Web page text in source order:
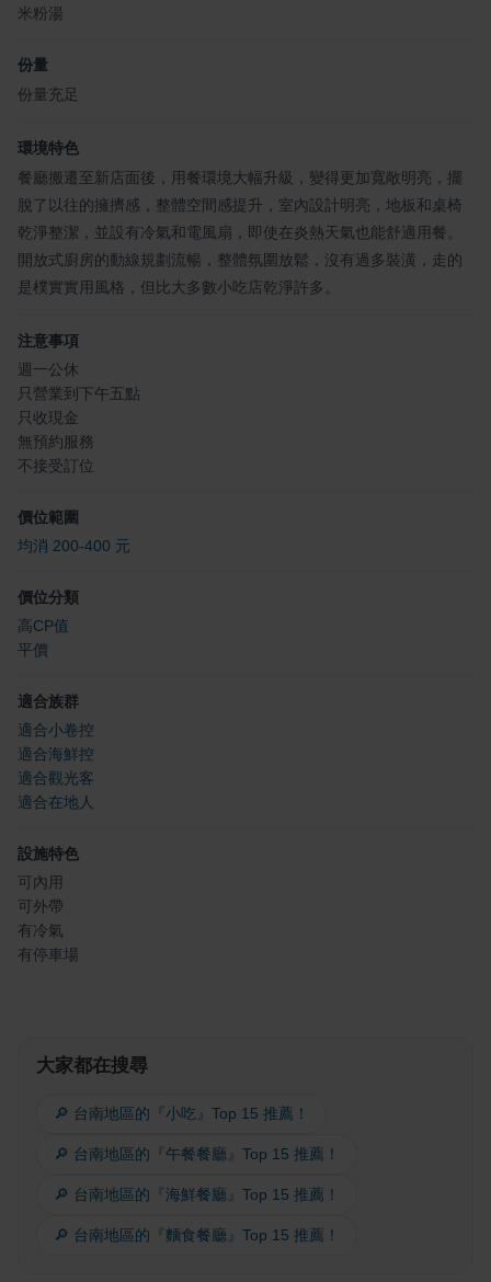
米粉湯
份量
份量充足
環境特色
餐廳搬遷至新店面後，用餐環境大幅升級，變得更加寬敞明亮，擺
脫了以往的擁擠感，整體空間感提升，室內設計明亮，地板和桌椅
乾淨整潔，並設有冷氣和電風扇，即使在炎熱天氣也能舒適用餐。
開放式廚房的動線規劃流暢，整體氛圍放鬆，沒有過多裝潢，走的
是樸實實用風格，但比大多數小吃店乾淨許多。
注意事項
週一公休
只營業到下午五點
只收現金
無預約服務
不接受訂位
價位範圍
均消 200-400 元
價位分類
高CP值
平價
適合族群
適合小卷控
適合海鮮控
適合觀光客
適合在地人
設施特色
可內用
可外帶
有冷氣
有停車場
大家都在搜尋
🔎 台南地區的『小吃』Top 15 推薦！
🔎 台南地區的『午餐餐廳』Top 15 推薦！
🔎 台南地區的『海鮮餐廳』Top 15 推薦！
🔎 台南地區的『麵食餐廳』Top 15 推薦！